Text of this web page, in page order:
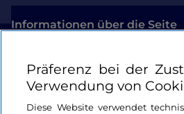
Informationen über die Seite
Nützliche Links
Login
Präferenz bei der
Verwendung von
Diese Website verwendet